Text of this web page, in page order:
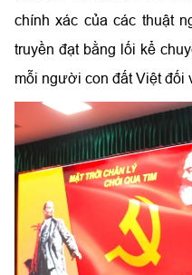
chính xác của các thuật
truyền đạt bằng lối kể
mỗi người con đất Việt đối